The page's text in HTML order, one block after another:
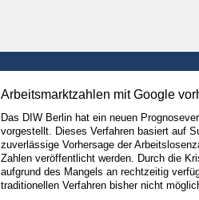
Arbeitsmarktzahlen mit Google
Das DIW Berlin hat ein neuen
vorgestellt. Dieses Verfahren basiert auf
zuverlässige Vorhersage der
Zahlen veröffentlicht werden. Durch die
aufgrund des Mangels an rechtzeitig
traditionellen Verfahren bisher nicht